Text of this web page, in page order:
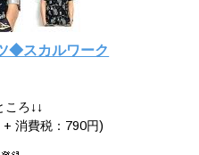
◆スカルワーク
ころ↓↓
消費税：790円)